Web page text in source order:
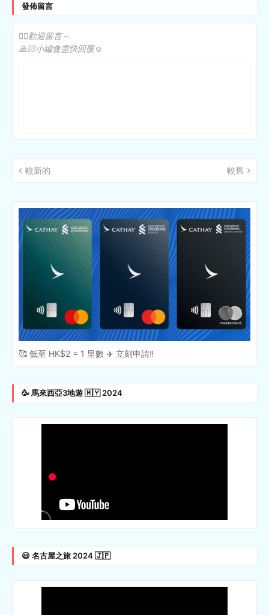
發佈留言
✍🏻歡迎留言～
🙏🏻小編會盡快回覆☺️
較新的 較舊
🥰 低至 HK$2 = 1 里數 ✈️ 立刻申請‼️
🥳 馬來西亞3地遊 🇲🇾 2024
😃 名古屋之旅 2024 🇯🇵